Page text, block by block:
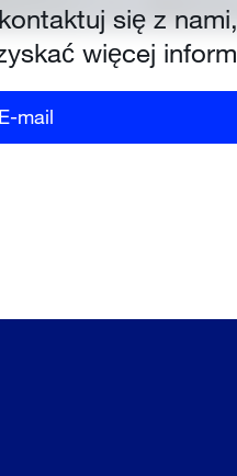
się z
więcej
E-mail